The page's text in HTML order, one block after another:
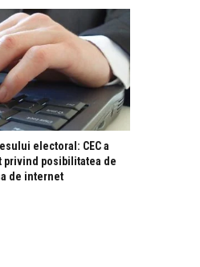
electoral: CEC a
privind posibilitatea de
de internet